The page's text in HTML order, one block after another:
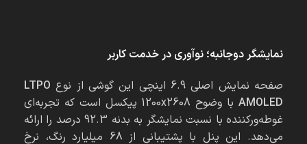
نمایشگر دوجانبه؛ نوآوری در خدمت کاربر
صفحه نمایش اصلی 6.9 اینچی این گوشی از نوع
LTPO
AMOLED
با وضوح 1200x2608 پیکسل است که تجربه‌ای
غوطه‌ورکننده با نسبت نمایشگر به بدنه 92.3 درصد را ارائه
می‌دهد. این پنل با پشتیبانی از 68 میلیارد رنگ، نرخ